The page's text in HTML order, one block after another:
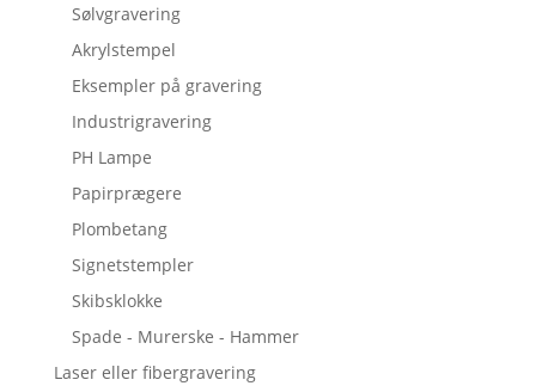
Sølvgravering
Akrylstempel
Eksempler på gravering
Industrigravering
PH Lampe
Papirprægere
Plombetang
Signetstempler
Skibsklokke
Spade - Murerske - Hammer
Laser eller fibergravering